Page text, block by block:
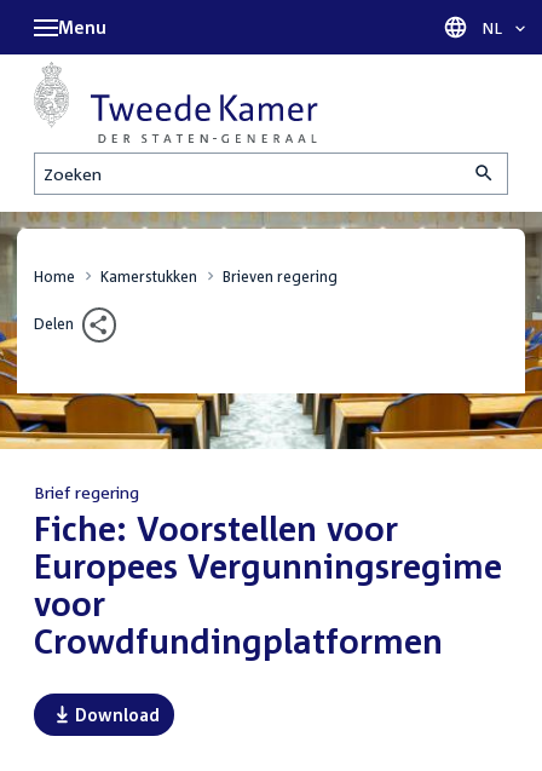
Zoeken
Menu Taal
NL
Home Kamerstukken Brieven regering
Delen
Brief regering
:Fiche: Voorstellen voor
Europees Vergunningsregime
voor
Crowdfundingplatformen
Download